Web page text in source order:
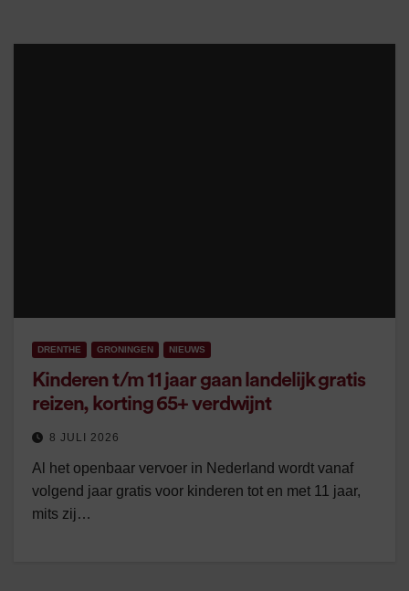
DRENTHE GRONINGEN NIEUWS
Kinderen t/m 11 jaar gaan landelijk gratis
reizen, korting 65+ verdwijnt
8 JULI 2026
Al het openbaar vervoer in Nederland wordt vanaf
volgend jaar gratis voor kinderen tot en met 11 jaar,
mits zij…